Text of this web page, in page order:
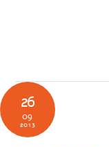
26
09
2013